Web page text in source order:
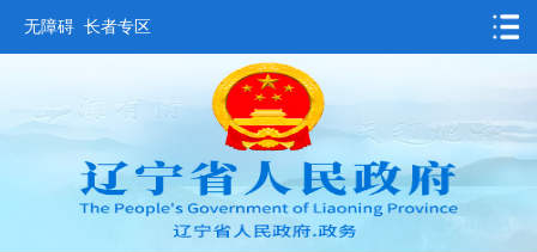
无障碍 长者专区
要闻动态
政务公开